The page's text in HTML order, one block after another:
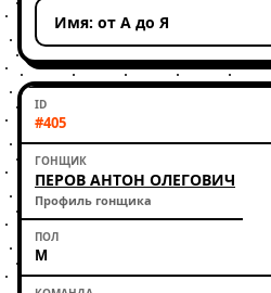
#405
ПЕРОВ АНТОН ОЛЕГОВИЧ
Профиль гонщика
М